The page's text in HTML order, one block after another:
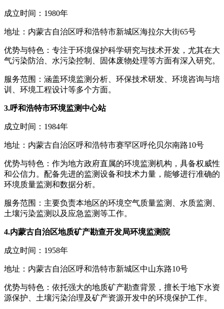
成立时间：1980年
地址：内蒙古自治区呼和浩特市新城区海拉尔大街65号
优势与特色：专注于环境保护科学研究与技术开发，尤其在大
气污染防治、水污染控制、固体废物处理等方面有深入研究。
服务范围：涵盖环境监测分析、环保技术研发、环境咨询与培
训、环境工程设计等多个方面。
3.呼和浩特市环境监测中心站
成立时间：1984年
地址：内蒙古自治区呼和浩特市赛罕区呼伦贝尔南路10号
优势与特色：作为地方政府直属的环境监测机构，具备权威性
和公信力。配备先进的监测设备和技术力量，能够进行准确的
环境质量监测和数据分析。
服务范围：主要负责本地区的环境空气质量监测、水质监测、
土壤污染监测以及应急监测等工作。
4.内蒙古自治区地质矿产勘查开发局环境监测院
成立时间：1958年
地址：内蒙古自治区呼和浩特市新城区中山东路10号
优势与特色：依托强大的地质矿产勘查背景，擅长于地下水资
源保护、土壤污染治理及矿产资源开发中的环境保护工作。